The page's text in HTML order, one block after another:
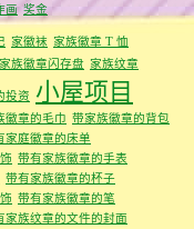
画 奖金
家徽袜 家族徽章 T 恤
家族徽章闪存盘 家族纹章
投资 小屋项目
徽章的毛巾 带家族徽章的背包
家庭徽章的床单
带有家族徽章的手表
带有家族徽章的杯子
带有家族徽章的笔
家族纹章的文件的封面